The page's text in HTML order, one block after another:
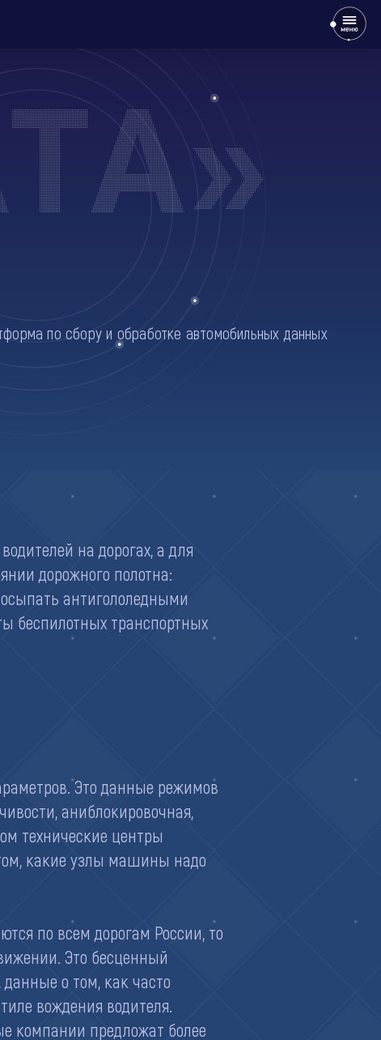
по сбору и обработке автомобильных данных
на дорогах, а для
дорожного полотна:
антигололедными
беспилотных транспортных
Это данные режимов
аниблокировочная,
технические центры
какие узлы машины надо
по всем дорогам России, то
Это бесценный
о том, как часто
вождения водителя.
компании предложат более